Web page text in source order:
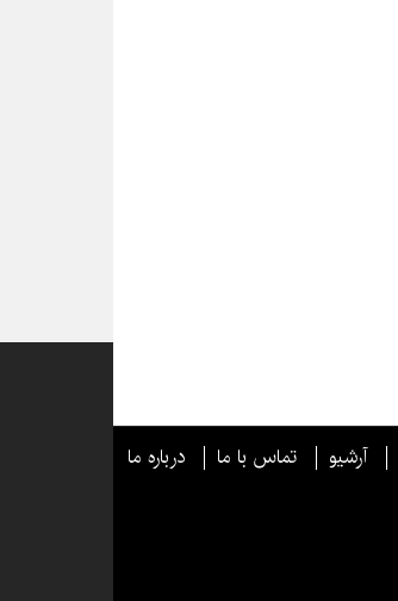
آرشیو تماس با ما درباره ما